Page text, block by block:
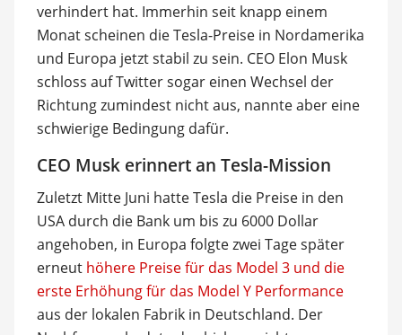
verhindert hat. Immerhin seit knapp einem
Monat scheinen die Tesla-Preise in Nordamerika
und Europa jetzt stabil zu sein. CEO Elon Musk
schloss auf Twitter sogar einen Wechsel der
Richtung zumindest nicht aus, nannte aber eine
schwierige Bedingung dafür.
CEO Musk erinnert an Tesla-Mission
Zuletzt Mitte Juni hatte Tesla die Preise in den
USA durch die Bank um bis zu 6000 Dollar
angehoben, in Europa folgte zwei Tage später
erneut höhere Preise für das Model 3 und die
erste Erhöhung für das Model Y Performance
aus der lokalen Fabrik in Deutschland. Der